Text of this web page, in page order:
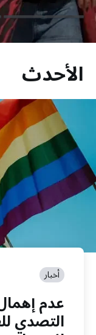
الأحدث
أخبار
عدم
التصدي